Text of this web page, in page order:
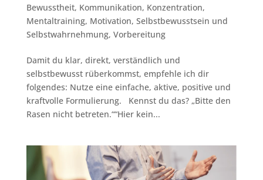
Bewusstheit, Kommunikation, Konzentration,
Mentaltraining, Motivation, Selbstbewusstsein und
Selbstwahrnehmung, Vorbereitung
Damit du klar, direkt, verständlich und
selbstbewusst rüberkommst, empfehle ich dir
folgendes: Nutze eine einfache, aktive, positive und
kraftvolle Formulierung. Kennst du das? „Bitte den
Rasen nicht betreten.““Hier kein...